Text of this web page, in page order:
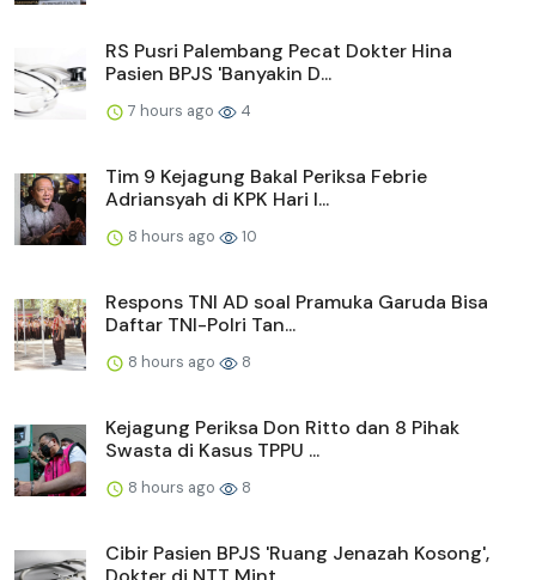
RS Pusri Palembang Pecat Dokter Hina
Pasien BPJS 'Banyakin D...
7 hours ago 4
Tim 9 Kejagung Bakal Periksa Febrie
Adriansyah di KPK Hari I...
8 hours ago 10
Respons TNI AD soal Pramuka Garuda Bisa
Daftar TNI-Polri Tan...
8 hours ago 8
Kejagung Periksa Don Ritto dan 8 Pihak
Swasta di Kasus TPPU ...
8 hours ago 8
Cibir Pasien BPJS 'Ruang Jenazah Kosong',